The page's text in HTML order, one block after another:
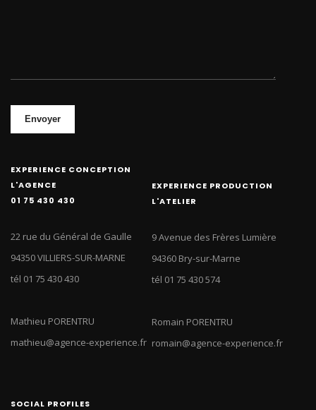
Envoyer
EXPERIENCE CONCEPTION
L'AGENCE
01 75 430 430
22 rue du Général de Gaulle
94350 VILLIERS-SUR-MARNE
tél 01 75 430 430
Mathieu PORENTRU
mathieu@agence-experience.fr
EXPERIENCE PRODUCTION
L'ATELIER
9 Avenue des Frères Lumière
94360 Bry-sur-Marne
tél 01 75 430 574
Romain PORENTRU
romain@agence-experience.fr
SOCIAL PROFILES